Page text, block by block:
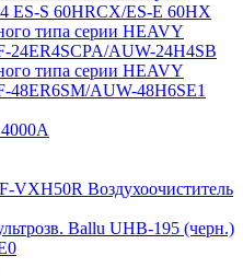
ES-S 60HRCX/ES-E 60HX
типа серии HEAVY
24ER4SCPA/AUW-24H4SB
типа серии HEAVY
48ER6SM/AUW-48H6SE1
VXH50R Воздухоочиститель
Ballu UHB-195 (черн.)